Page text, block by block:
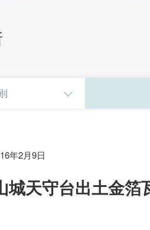
講生
ー
年2月9日
城天守台出土金箔